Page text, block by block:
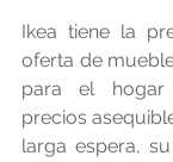
Ikea tiene la
oferta de
para el
precios
larga espera,